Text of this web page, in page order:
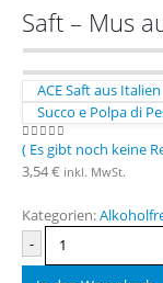
Saft – Mus
ACE Saft aus Italien
Succo e Polpa di
0 out of 5
( Es gibt noch keine
3,54€ inkl. MwSt.
Kategorien:
-